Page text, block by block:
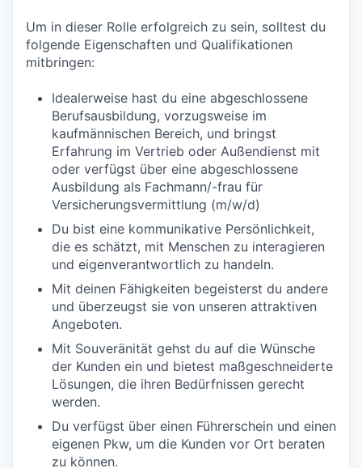
Um in dieser Rolle erfolgreich zu sein, solltest du
folgende Eigenschaften und Qualifikationen
mitbringen:
Idealerweise hast du eine abgeschlossene
Berufsausbildung, vorzugsweise im
kaufmännischen Bereich, und bringst
Erfahrung im Vertrieb oder Außendienst mit
oder verfügst über eine abgeschlossene
Ausbildung als Fachmann/-frau für
Versicherungsvermittlung (m/w/d)
Du bist eine kommunikative Persönlichkeit,
die es schätzt, mit Menschen zu interagieren
und eigenverantwortlich zu handeln.
Mit deinen Fähigkeiten begeisterst du andere
und überzeugst sie von unseren attraktiven
Angeboten.
Mit Souveränität gehst du auf die Wünsche
der Kunden ein und bietest maßgeschneiderte
Lösungen, die ihren Bedürfnissen gerecht
werden.
Du verfügst über einen Führerschein und einen
eigenen Pkw, um die Kunden vor Ort beraten
zu können.